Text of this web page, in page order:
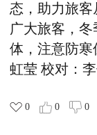
态，助力旅
广大旅客，
体，注意防寒
虹莹 校对：
0 0 0